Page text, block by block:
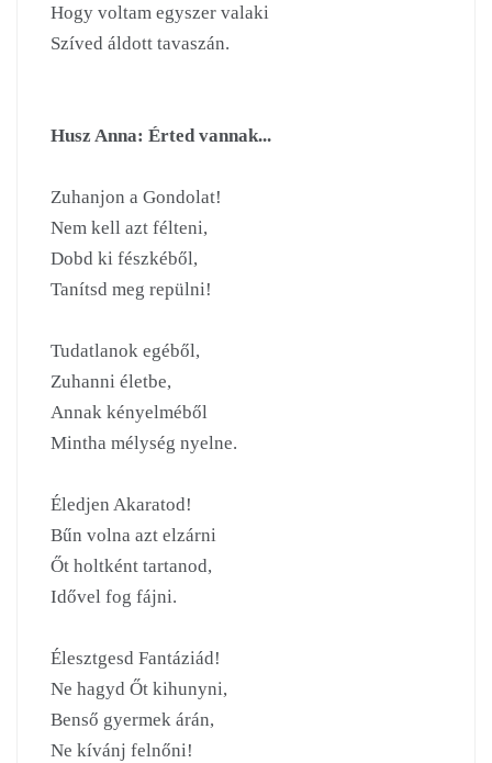
Hogy voltam egyszer valaki
Szíved áldott tavaszán.
Husz Anna: Érted vannak...
Zuhanjon a Gondolat!
Nem kell azt félteni,
Dobd ki fészkéből,
Tanítsd meg repülni!
Tudatlanok egéből,
Zuhanni életbe,
Annak kényelméből
Mintha mélység nyelne.
Éledjen Akaratod!
Bűn volna azt elzárni
Őt holtként tartanod,
Idővel fog fájni.
Élesztgesd Fantáziád!
Ne hagyd Őt kihunyni,
Benső gyermek árán,
Ne kívánj felnőni!